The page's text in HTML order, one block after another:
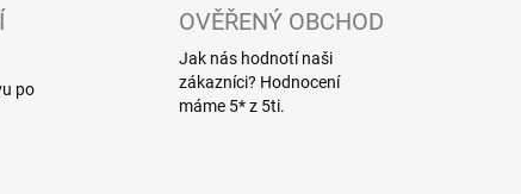
po
OVĚŘENÝ OBCHOD
Jak nás hodnotí naši
zákazníci? Hodnocení
máme 5* z 5ti.